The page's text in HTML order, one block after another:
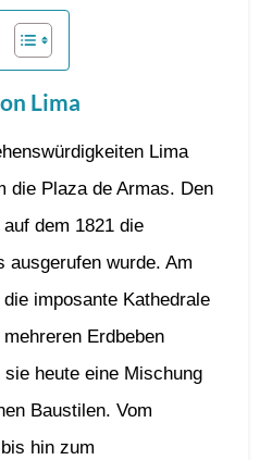
Lima
Lima
die Plaza de Armas. Den
dem 1821 die
ausgerufen wurde. Am
imposante Kathedrale
Erdbeben
heute eine Mischung
Baustilen. Vom
hin zum